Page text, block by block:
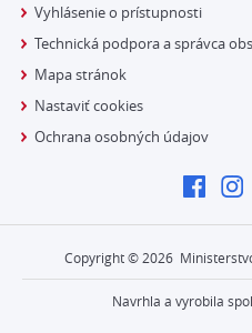
Vyhlásenie o prístupnosti
Technická podpora a správca
Mapa stránok
Nastaviť cookies
Ochrana osobných údajov
Copyright © 2026
Navrhla a vyrobila